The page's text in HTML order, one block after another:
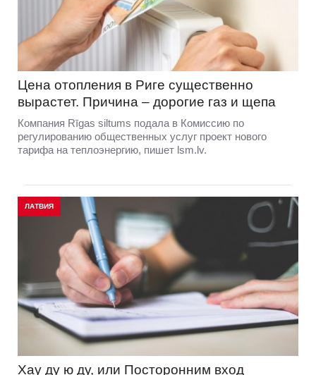
Цена отопления в Риге существенно
вырастет. Причина – дорогие газ и щепа
Компания Rīgas siltums подала в Комиссию по
регулированию общественных услуг проект нового
тарифа на теплоэнергию, пишет lsm.lv.
ЛАТВИЯ
Хау ду ю ду, или Посторонним вход